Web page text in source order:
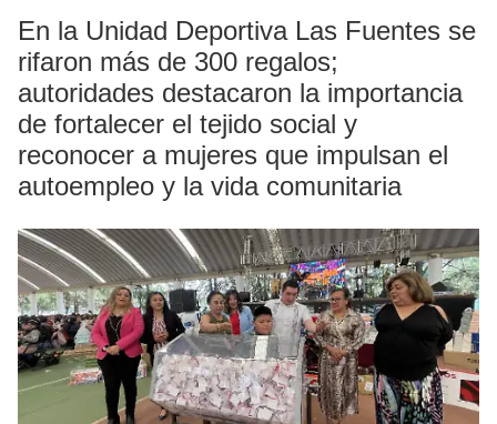
En la Unidad Deportiva Las Fuentes se
rifaron más de 300 regalos;
autoridades destacaron la importancia
de fortalecer el tejido social y
reconocer a mujeres que impulsan el
autoempleo y la vida comunitaria